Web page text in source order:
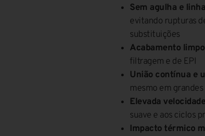
Sem agulha e linha
evitando rupturas
substituições
Acabamento
filtragem e de EPI
União contínua e
mesmo em
Elevada
suave e aos ciclos
Impacto térmico